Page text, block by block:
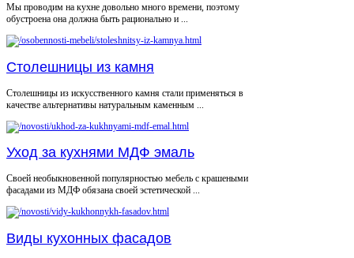
Мы проводим на кухне довольно много времени, поэтому
обустроена она должна быть рационально и ...
Столешницы из камня
Столешницы из искусственного камня стали применяться в
качестве альтернативы натуральным каменным ...
Уход за кухнями МДФ эмаль
Своей необыкновенной популярностью мебель с крашеными
фасадами из МДФ обязана своей эстетической ...
Виды кухонных фасадов